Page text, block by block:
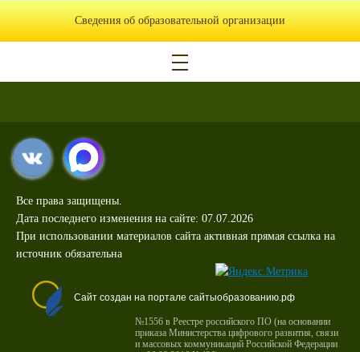
Сведения об образовательной организации
Все права защищены.
Дата последнего изменения на сайте: 07.07.2026
При использовании материалов сайта активная прямая ссылка на
источник обязательна
Сайт создан на портале сайтыобразованию.рф
№1556 в Реестре российского ПО (на основании
приказа Министерства цифрового развития, связи
и массовых коммуникаций Российской Федерации